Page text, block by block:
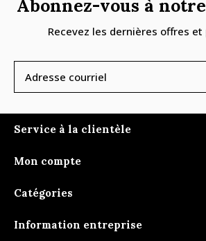
Abonnez-vous à
Recevez les dernières offres
Service à la clientèle
Mon compte
Catégories
Information entreprise